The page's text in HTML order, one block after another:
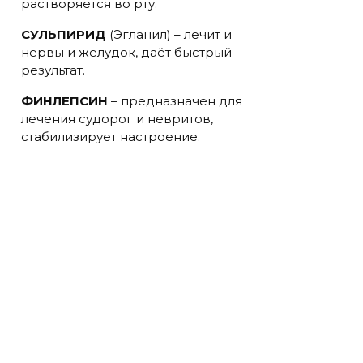
растворяется во рту.
СУЛЬПИРИД (Эгланил) – лечит и
нервы и желудок, даёт быстрый
результат.
ФИНЛЕПСИН – предназначен для
лечения судорог и невритов,
стабилизирует настроение.